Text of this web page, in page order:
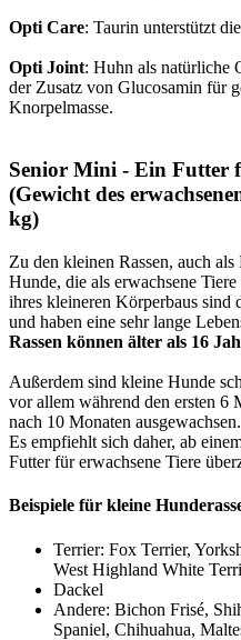
Opti Care: Taurin unterstützt
Opti Joint: Huhn als natürliche
der Zusatz von Glucosamin für
Knorpelmasse.
Senior Mini - Ein Futter
(Gewicht des
kg)
Zu den kleinen Rassen, auch
Hunde, die als erwachsene
ihres kleineren Körperbaus
und haben eine sehr lange
Rassen können älter als 16
Außerdem sind kleine Hunde
vor allem während den ersten 6
nach 10 Monaten ausgewachsen.
Es empfiehlt sich daher, ab
Futter für erwachsene Tiere
Beispiele für kleine
Terrier: Fox Terrier,
West Highland White
Dackel
Andere: Bichon Frisé,
Spaniel, Chihuahua,